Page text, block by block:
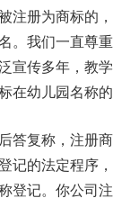
注册为商标的
。我们一直尊
宣传多年，教
在幼儿园名称的
复称，注册商
记的法定程序
登记。你公司